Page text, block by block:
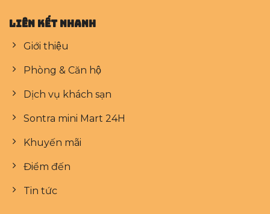
Liên kết nhanh
Giới thiệu
Phòng & Căn hộ
Dịch vụ khách sạn
Sontra mini Mart 24H
Khuyến mãi
Điểm đến
Tin tức